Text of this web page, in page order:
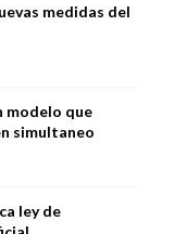
medidas del
modelo que
simultaneo
ley de